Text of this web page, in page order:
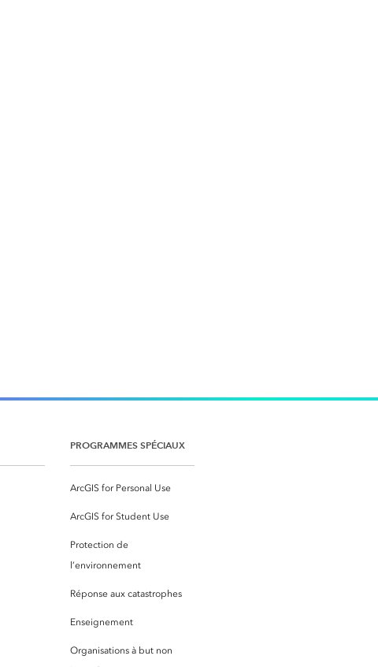
PROGRAMMES SPÉCIAUX
ArcGIS for Personal Use
ArcGIS for Student Use
Protection de
l’environnement
Réponse aux catastrophes
Enseignement
Organisations à but non